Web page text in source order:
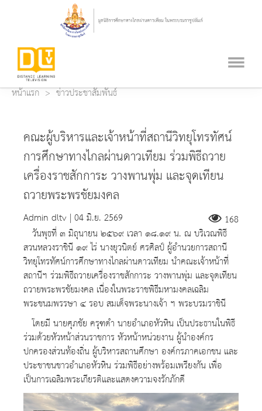
หน้าแรก ข่าวประชาสัมพันธ์
คณะผู้บริหารและเจ้าหน้าที่สถานีวิทยุโทรทัศน์
การศึกษาทางไกลผ่านดาวเทียม ร่วมพิธีถวาย
เครื่องราชสักการะ​ วางพานพุ่ม​ และจุดเทียน
ถวายพระพรชัยมงคล
Admin dltv | 04 มิ.ย. 2569
168
วันพุธที่ ๓ มิถุนายน ๒๕๖๙ เวลา ๑๘.๑๙ น. ณ บริเวณพิธี
สวนหลวงราชินี ๑๙ ไร่​ นางยุวนิตย์ ศรศิลป์ ผู้อำนวยการสถานี
วิทยุโทรทัศน์การศึกษาทางไกลผ่านดาวเทียม นำคณะเจ้าหน้าที่
สถานีฯ ร่วมพิธีถวายเครื่องราชสักการะ​ วางพานพุ่ม​ และจุดเทียน
ถวายพระพรชัยมงคล เนื่องในพระราชพิธีมหามงคลเฉลิม
พระชนมพรรษา ๔ รอบ สมเด็จพระนางเจ้า ฯ พระบรมราชินี
โดยมี​ นายศุภชัย ครุฑดำ นายอำเภอหัวหิน เป็นประธานในพิธี​
ร่วมด้วยหัวหน้าส่วนราชการ หัวหน้าหน่วยงาน​ ผู้นำองค์กร
ปกครองส่วนท้องถิ่น​ ผู้บริหารสถานศึกษา​ องค์กรภาคเอกชน และ
ประชาชนชาวอำเภอหัวหิน ร่วมพิธีอย่างพร้อมเพรียงกัน เพื่อ
เป็นการเฉลิมพระเกียรติและแสดงความจงรักภักดี